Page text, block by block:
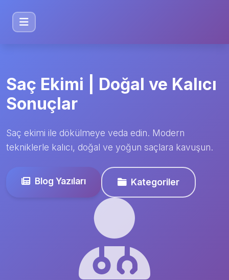
Saç Ekimi | Doğal ve Kalıcı
Sonuçlar
Saç ekimi ile dökülmeye veda edin. Modern
tekniklerle kalıcı, doğal ve yoğun saçlara kavuşun.
Blog Yazıları Kategoriler